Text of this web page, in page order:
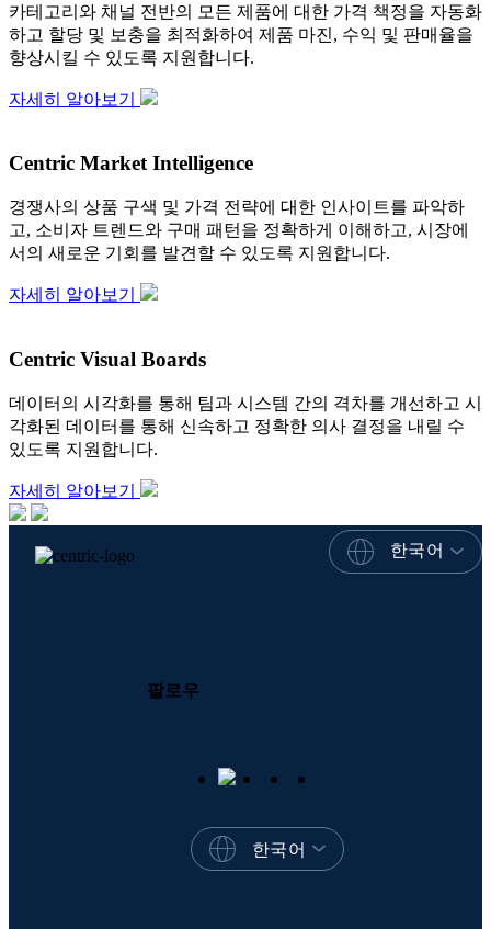
카테고리와 채널 전반의 모든 제품에 대한 가격 책정을 자동화
하고 할당 및 보충을 최적화하여 제품 마진, 수익 및 판매율을
향상시킬 수 있도록 지원합니다.
자세히 알아보기
Centric Market Intelligence
경쟁사의 상품 구색 및 가격 전략에 대한 인사이트를 파악하
고, 소비자 트렌드와 구매 패턴을 정확하게 이해하고, 시장에
서의 새로운 기회를 발견할 수 있도록 지원합니다.
자세히 알아보기
Centric Visual Boards
데이터의 시각화를 통해 팀과 시스템 간의 격차를 개선하고 시
각화된 데이터를 통해 신속하고 정확한 의사 결정을 내릴 수
있도록 지원합니다.
자세히 알아보기
한국어
팔로우
한국어